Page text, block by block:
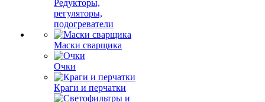
Редукторы,
регуляторы,
подогреватели
Маски сварщика
Очки
Краги и перчатки